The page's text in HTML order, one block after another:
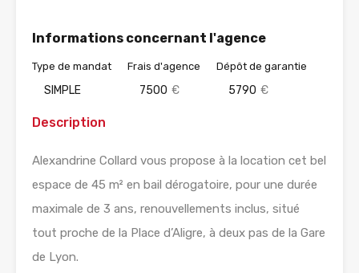
Informations concernant l'agence
Type de mandat
SIMPLE
Frais d'agence
7500 €
Dépôt de garantie
5790 €
Description
Alexandrine Collard vous propose à la location cet bel
espace de 45 m² en bail dérogatoire, pour une durée
maximale de 3 ans, renouvellements inclus, situé
tout proche de la Place d’Aligre, à deux pas de la Gare
de Lyon.